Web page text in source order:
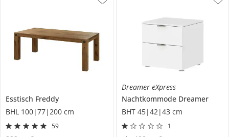
Esstisch Freddy
BHL 100|77|200 cm
59
Dreamer eXpress
Nachtkommode Dreamer
BHT 45|42|43 cm
1